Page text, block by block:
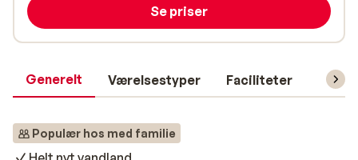
Generelt Værelsestyper Faciliteter
Populær hos med familie
Se priser